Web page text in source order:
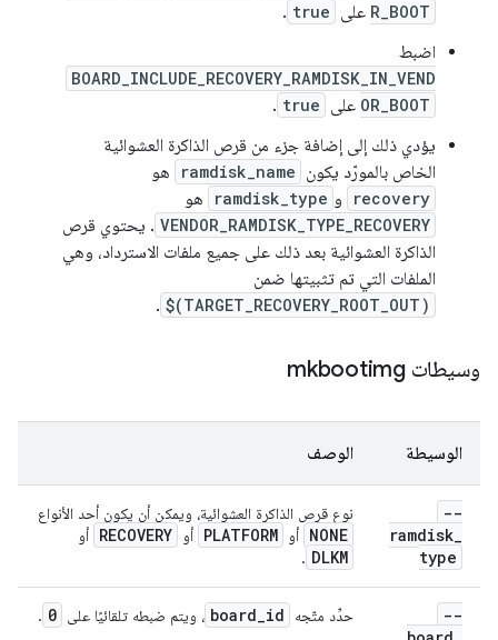
R_BOOT على true
.
اضبط
BOARD_INCLUDE_RECOVERY_RAMDISK_IN_VEND
OR_BOOT على true
.
يؤدي ذلك إلى إضافة جزء من قرص الذاكرة العشوائية
الخاص بالمورّد يكون ramdisk_name هو
recovery و ramdisk_type هو
VENDOR_RAMDISK_TYPE_RECOVERY . يحتوي قرص
الذاكرة العشوائية بعد ذلك على جميع ملفات الاسترداد، وهي
الملفات التي تم تثبيتها ضمن
$(TARGET_RECOVERY_ROOT_OUT)
.
وسيطات mkbootimg
الوسيطة الوصف
--
ramdisk_
type
نوع قرص الذاكرة العشوائية، ويمكن أن يكون أحد الأنواع
NONE أو PLATFORM أو RECOVERY أو
DLKM
.
--
حدِّد متّجه board_id ، ويتم ضبطه تلقائيًا على 0
.